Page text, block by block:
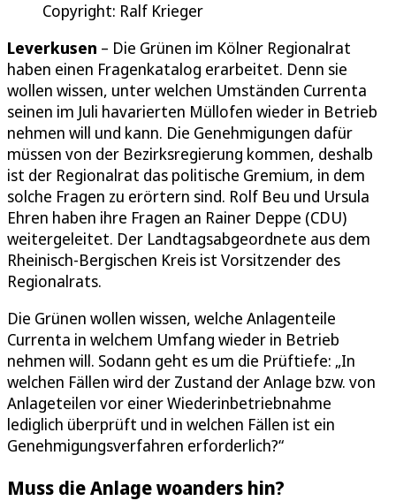
Copyright: Ralf Krieger
Leverkusen – Die Grünen im Kölner Regionalrat
haben einen Fragenkatalog erarbeitet. Denn sie
wollen wissen, unter welchen Umständen Currenta
seinen im Juli havarierten Müllofen wieder in Betrieb
nehmen will und kann. Die Genehmigungen dafür
müssen von der Bezirksregierung kommen, deshalb
ist der Regionalrat das politische Gremium, in dem
solche Fragen zu erörtern sind. Rolf Beu und Ursula
Ehren haben ihre Fragen an Rainer Deppe (CDU)
weitergeleitet. Der Landtagsabgeordnete aus dem
Rheinisch-Bergischen Kreis ist Vorsitzender des
Regionalrats.
Die Grünen wollen wissen, welche Anlagenteile
Currenta in welchem Umfang wieder in Betrieb
nehmen will. Sodann geht es um die Prüftiefe: „In
welchen Fällen wird der Zustand der Anlage bzw. von
Anlageteilen vor einer Wiederinbetriebnahme
lediglich überprüft und in welchen Fällen ist ein
Genehmigungsverfahren erforderlich?“
Muss die Anlage woanders hin?